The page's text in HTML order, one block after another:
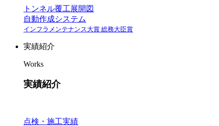
トンネル覆工展開図
自動作成システム
インフラメンテナンス大賞 総務大臣賞
実績紹介
Works
実績紹介
点検・施工実績